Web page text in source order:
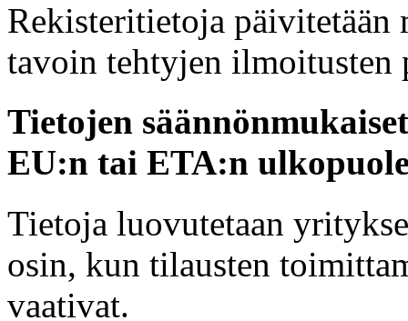
Rekisteritietoja
tavoin tehtyjen ilmoitusten
Tietojen
EU:n tai ETA:n
Tietoja luovutetaan
osin, kun tilausten
vaativat.